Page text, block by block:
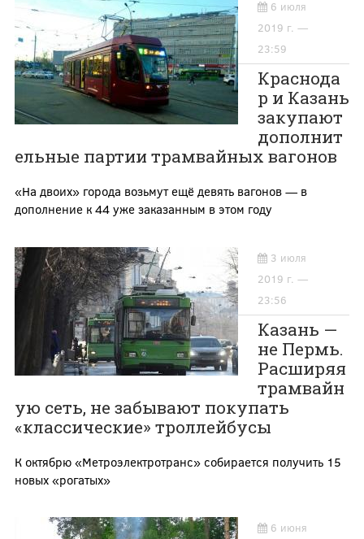
6 июля
2019 г. —
23:59
Краснода
р и Казань
закупают
дополнит
ельные партии трамвайных вагонов
«На двоих» города возьмут ещё девять вагонов — в
дополнение к 44 уже заказанным в этом году
3 июля
2019 г. —
23:56
Казань —
не Пермь.
Расширяя
трамвайн
ую сеть, не забывают покупать
«классические» троллейбусы
К октябрю «Метроэлектротранс» собирается получить 15
новых «рогатых»
6 июня